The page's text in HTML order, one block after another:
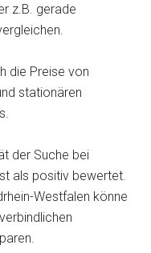
z.B. gerade
die Preise von
stationären
der Suche bei
als positiv bewertet.
Westfalen könne